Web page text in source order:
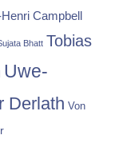
Campbell
Bhatt Tobias
Uwe-
Derlath Von